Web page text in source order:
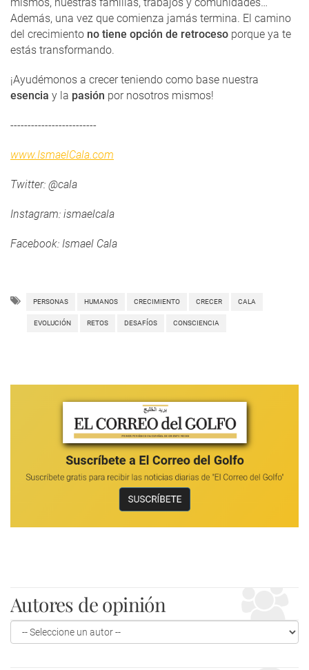
Además, una vez que comienza jamás termina. El camino
del crecimiento no tiene opción de retroceso porque ya te
estás transformando.
¡Ayudémonos a crecer teniendo como base nuestra
esencia y la pasión por nosotros mismos!
-------------------------
www.IsmaelCala.com
Twitter: @cala
Instagram: ismaelcala
Facebook: Ismael Cala
PERSONAS HUMANOS CRECIMIENTO CRECER CALA
EVOLUCIÓN RETOS DESAFÍOS CONSCIENCIA
Autores de opinión